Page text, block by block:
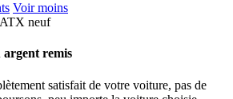
Voir moins
neuf
argent remis
satisfait de votre voiture, pas de